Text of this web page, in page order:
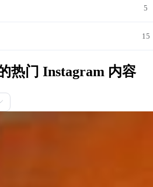
Toy Story musical world, and we are l
adoration for these characters that
learn lessons and think outside the ba
“I Knew It, I Knew You” from T
🤠🐴
celebrate the Hot 100 #1 you guys ju
up my excitement and I’m so blow
this song and video. To put this int
5
15
热门 Instagram 内容